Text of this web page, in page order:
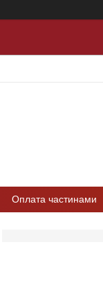
Оплата частинами